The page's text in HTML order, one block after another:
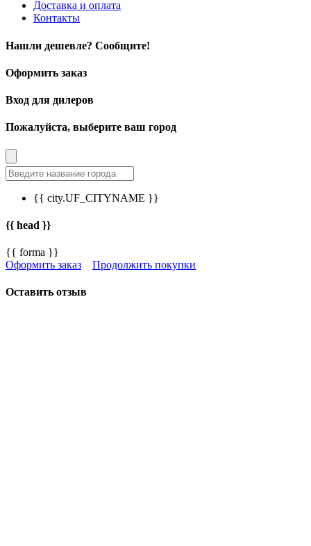
Доставка и оплата
Контакты
Нашли дешевле? Сообщите!
Оформить заказ
Вход для дилеров
Пожалуйста, выберите ваш город
{{ city.UF_CITYNAME }}
{{ head }}
{{ forma }}
Оформить заказ
Продолжить покупки
Оставить отзыв